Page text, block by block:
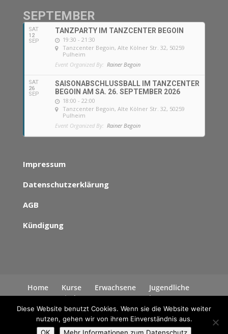
SEPTEMBER
SAT
12
SEP
TANZPARTY IM TANZCENTER BEGOIN
19:30 - 21:30
Tanzcenter Begoin, Alte Kölner Str. 32, 50259
Pulheim
Event Organized By: Rainer Begoin
SAT
26
SEP
SAISONABSCHLUSSBALL IM TANZCENTER
BEGOIN AM SA. 26. SEPTEMBER 2026
18:00 - 22:00
Tanzcenter Begoin, Alte Kölner Str. 32, 50259
Pulheim
Event Organized By: Rainer Begoin
Impressum
Datenschutzerklärung
AGB
Kündigung
Home Kurse Erwachsene
Jugendliche
Kinder
News
Kontakt
Datenschutzerklärung
Diese Website benutzt Cookies. Wenn sie die Website weiter
nutzen, gehen wir von ihrem Einverständnis aus.